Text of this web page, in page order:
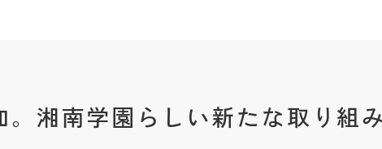
湘南学園らしい新たな取り組